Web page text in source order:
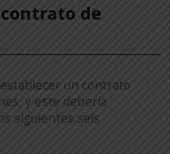
de
un contrato
y este debería
siguientes seis